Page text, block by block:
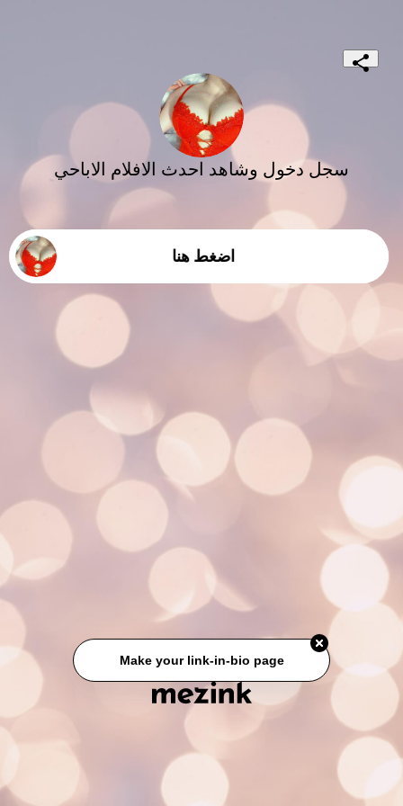
سجل دخول وشاهد احدث الافلام الاباحي
اضغط هنا
Make your link-in-bio page